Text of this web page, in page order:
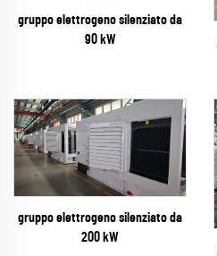
gruppo elettrogeno silenziato da
90 kW
gruppo elettrogeno silenziato da
200 kW